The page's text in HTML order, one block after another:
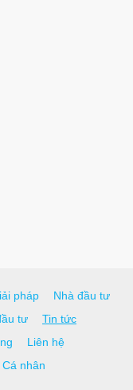
pháp
Nhà đầu tư
tư
Tin tức
Liên hệ
nhân